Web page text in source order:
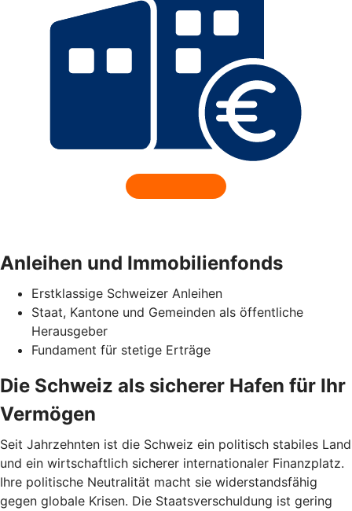
Anleihen und Immobilienfonds
Erstklassige Schweizer Anleihen
Staat, Kantone und Gemeinden als öffentliche
Herausgeber
Fundament für stetige Erträge
Die Schweiz als sicherer Hafen für Ihr
Vermögen
Seit Jahrzehnten ist die Schweiz ein politisch stabiles Land
und ein wirtschaftlich sicherer internationaler Finanzplatz.
Ihre politische Neutralität macht sie widerstandsfähig
gegen globale Krisen. Die Staatsverschuldung ist gering